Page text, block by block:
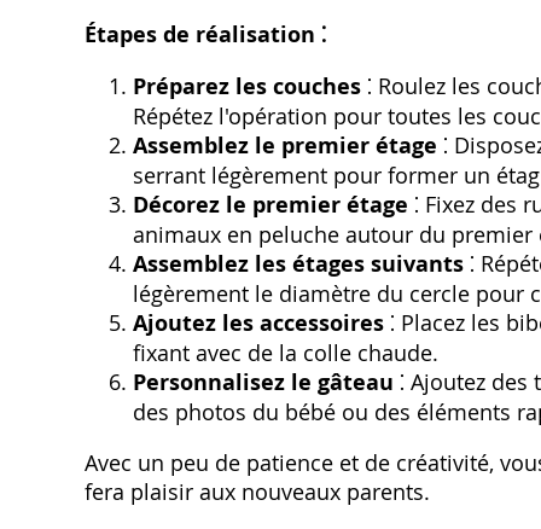
Étapes de réalisation ⁚
Préparez les couches ⁚ Roulez les
Répétez l'opération pour toutes les
Assemblez le premier étage ⁚
serrant légèrement pour former un
Décorez le premier étage ⁚ Fixez des
animaux en peluche autour du premier
Assemblez les étages suivants ⁚
légèrement le diamètre du cercle pour
Ajoutez les accessoires ⁚ Placez les
fixant avec de la colle chaude.
Personnalisez le gâteau ⁚ Ajoutez
des photos du bébé ou des éléments
Avec un peu de patience et de créativité,
fera plaisir aux nouveaux parents.